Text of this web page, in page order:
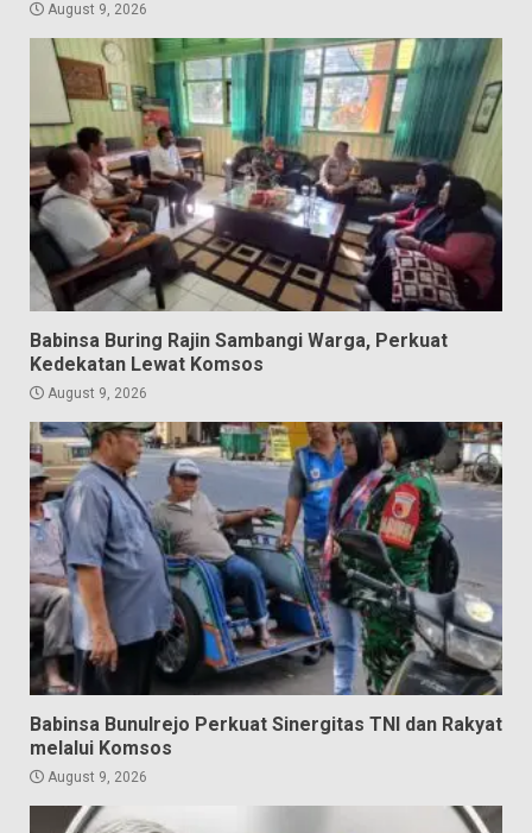
August 9, 2026
Babinsa Buring Rajin Sambangi Warga, Perkuat
Kedekatan Lewat Komsos
August 9, 2026
Babinsa Bunulrejo Perkuat Sinergitas TNI dan Rakyat
melalui Komsos
August 9, 2026